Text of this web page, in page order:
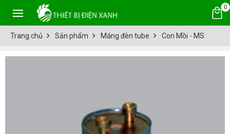
0
Trang chủ Sản phẩm Máng đèn tube Con Mồi - MS